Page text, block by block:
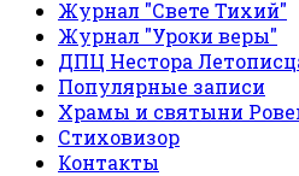
Журнал "Свете Тихий"
Журнал "Уроки веры"
ДПЦ Нестора
Популярные записи
Храмы и святыни
Стиховизор
Контакты